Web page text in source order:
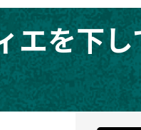
エを下し